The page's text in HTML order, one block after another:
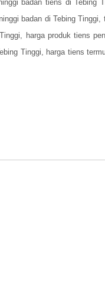
badan tiens di Tebing
badan di Tebing
harga produk tiens
Tinggi, harga tiens